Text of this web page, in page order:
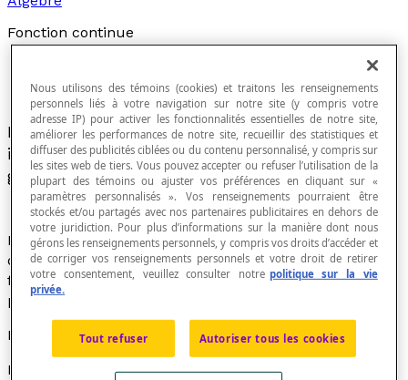
Fonction continue
Intuitivement, fonction dont la courbe n'est
interrompue nulle part. On peut en tracer le
graphique sans lever le crayon.
Même si une fonction continue sur un intervalle [a,b
doit être définie pour tout élément de cet intervalle, il
faut aussi mentionner que son image doit aussi ne
présenter aucune discontinuité.
Exemples
La fonction
définie par la relationf(x) = −2
Nous utilisons des témoins (cookies) et traitons les renseignements
personnels liés à votre navigation sur notre site (y compris votre
adresse IP) pour activer les fonctionnalités essentielles de notre site,
améliorer les performances de notre site, recueillir des statistiques et
diffuser des publicités ciblées ou du contenu personnalisé, y compris sur
les sites web de tiers. Vous pouvez accepter ou refuser l’utilisation de la
plupart des témoins ou ajuster vos préférences en cliquant sur «
paramètres personnalisés ». Vos renseignements pourraient être
stockés et/ou partagés avec nos partenaires publicitaires en dehors de
votre juridiction. Pour plus d’informations sur la manière dont nous
gérons les renseignements personnels, y compris vos droits d’accéder et
de corriger vos renseignements personnels et votre droit de retirer
votre consentement, veuillez consulter notre politique sur la vie
privée.
Tout refuser Autoriser tous les cookies